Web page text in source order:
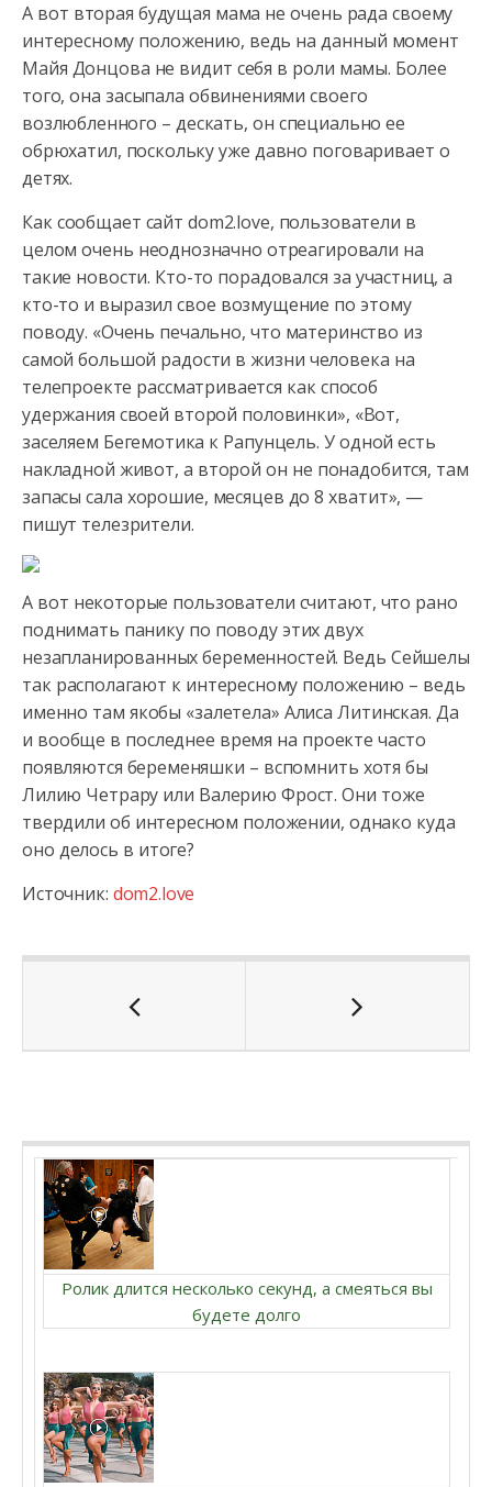
А вот вторая будущая мама не очень рада своему
интересному положению, ведь на данный момент
Майя Донцова не видит себя в роли мамы. Более
того, она засыпала обвинениями своего
возлюбленного – дескать, он специально ее
обрюхатил, поскольку уже давно поговаривает о
детях.
Как сообщает сайт dom2.love, пользователи в
целом очень неоднозначно отреагировали на
такие новости. Кто-то порадовался за участниц, а
кто-то и выразил свое возмущение по этому
поводу. «Очень печально, что материнство из
самой большой радости в жизни человека на
телепроекте рассматривается как способ
удержания своей второй половинки», «Вот,
заселяем Бегемотика к Рапунцель. У одной есть
накладной живот, а второй он не понадобится, там
запасы сала хорошие, месяцев до 8 хватит», —
пишут телезрители.
А вот некоторые пользователи считают, что рано
поднимать панику по поводу этих двух
незапланированных беременностей. Ведь Сейшелы
так располагают к интересному положению – ведь
именно там якобы «залетела» Алиса Литинская. Да
и вообще в последнее время на проекте часто
появляются беременяшки – вспомнить хотя бы
Лилию Четрару или Валерию Фрост. Они тоже
твердили об интересном положении, однако куда
оно делось в итоге?
Источник: dom2.love
Ролик длится несколько секунд, а смеяться вы
будете долго